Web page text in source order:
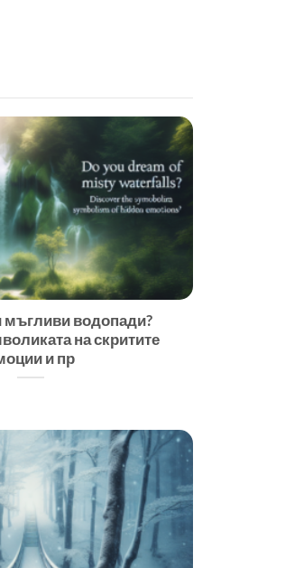
мъгливи водопади?
на скритите
и пр